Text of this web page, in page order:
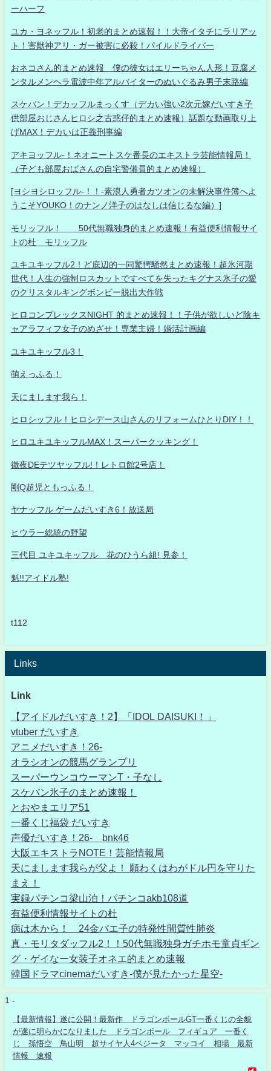
ーハーフ
ユカ・ヨネッフル！初老的まとめ速報！！大帝イタチにラリアッ
ト！害獣神アリ・ガー被害に必殺！パイルドライバー
おネコさん的まとめ速報 僕の彼女はエリーちゃん人形！豆腐メ
ンタルメンヘラ電波中年アルバイターのぬいぐるみ男子末路編
スケバン！デカッフルまっくす（デカい強い2次元嫁だいすき子
供部屋おじさんヒロシ之古惑仔的まとめ速報）話題な動画取り上
げMAX！デカいは正義刑事編
アキヨッフル-！ネオニートスケ番長のエキストラ芸能情報局！
（子ども部屋おばさんの自宅警備員的まとめ速報）
[ヨシヨシロッフル-！！-素浪人勇者カツオンの未解決事件簿へよ
うこそYOUKO！のナンノ洋子のはなしは信じるな編）]
モリッフル！ 50代無職独身的まとめ速報！有益便利情報サイ
トの杜 モリッフル
ユキユキッフル2！ど底辺的一同驚愕騒然まとめ速報！超氷河期
世代！人生の強制ロスカットですべてを失ったキグナス氷子の愛
のクリスタルキングボンビー脱出大作戦
ヒロコンプレックスNIGHT 的まとめ速報！！子供が欲しいど陰キ
ャアラフィフ女子のめざせ！専業主婦！婚活計画編
ユキユキッフル3！
萌えっふる！
天にまします我ら！
ヒロシッフル！ヒロシデース山さんのリフォームひとりDIY！！
ヒロユキユキッフルMAX！スーパークッキング！
徹夜DEテツヤッフル!！レトロ館2号店！
剛Q超児ともっふる！
ヤナッフル ゲームだいすき6！放送局
ヒウラー総統の野望
三代目 ユキユキッフル 花のひうら組! 見参！
魁!!アイドル塾!
t112
Links
Link
【アイドルだいすき！2】「IDOL DAISUKI！」
vtuber だいすき
アニメだいすき！26-
オラシオンの競馬グランプリ
スーパーウンコウーマンT・子なし
スケバン氷子のまとめ速報！
とおやまエリア51
一番くじ福袋 だいすき
声優だいすき！26- bnk46
大阪エキストラNOTE！芸能情報局
天にまします我らが父よ！ 願わくはわがドル円を守りた
まえ！
実録パチンコ梁山泊！パチンコakb108道
有益便利情報サイトの杜
病は木から！ 24金バエ子の特発性間質性肺炎
真・モリタダッフル2！！50代無職独身ガチホモ童貞ギン
グ・ゲイなー女装子オネエ的まとめ速報
韓国ドラマcinemaだいすき-僕が見たかった星空-
1 -
【最新情報】遂に公開！最新作 ドラゴンボールGT一番くじの全貌
が遂に明らかになりました ドラゴンボール フィギュア 一番く
じ 孫悟空 鳥山明 超サイヤ人4ベジータ マッコイ 相場 最新
情報 速報